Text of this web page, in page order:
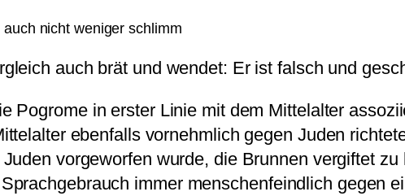
nicht weniger schlimm
auch brät und wendet: Er ist falsch und
Pogrome in erster Linie mit dem Mittelalter
ebenfalls vornehmlich gegen Juden
vorgeworfen wurde, die Brunnen vergiftet
immer menschenfeindlich gegen